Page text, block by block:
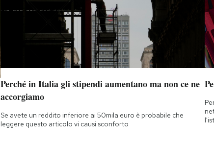
Perché in Italia gli stipendi aumentano ma non ce ne
accorgiamo
Se avete un reddito inferiore ai 50mila euro è probabile che
leggere questo articolo vi causi sconforto